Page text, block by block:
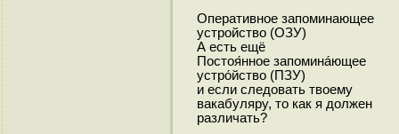
Оперативное запоминающее
устройство (ОЗУ)
А есть ещё
Постоя́нное запомина́ющее
устро́йство (ПЗУ)
и если следовать твоему
вакабуляру, то как я должен
различать?